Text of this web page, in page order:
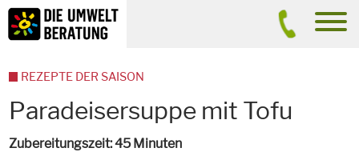
Inhalt
Suche
Paradeisersuppe mit Tofu
Zubereitungszeit 45 Minuten
REZEPTE DER SAISON